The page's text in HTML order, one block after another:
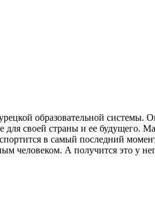
образовательной системы.
для своей страны и ее будущего.
в самый последний
человеком. А получится это у